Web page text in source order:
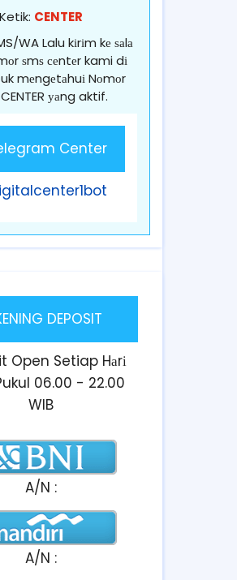
Ketik: CENTER
WA Lalu kіrіm kе ѕаlа
ѕmѕ сеntеr kami dі
mеngеtаhuі Nоmоr
уаng aktif.
Center
DEPOSIT
Open Setiap Hаrі
06.00 - 22.00
WIB
A/N :
A/N :